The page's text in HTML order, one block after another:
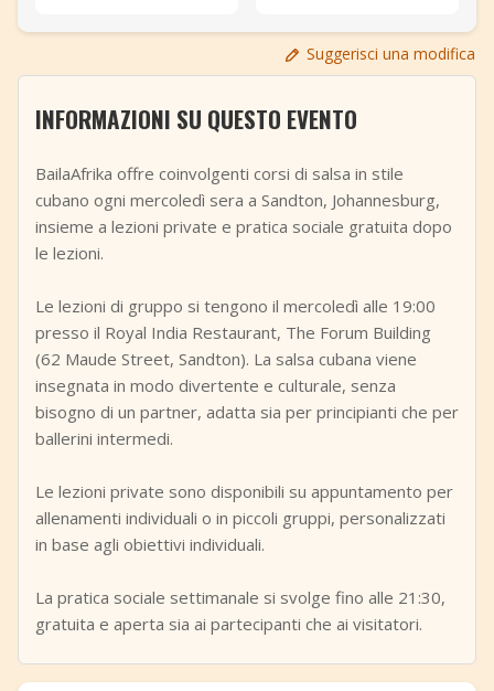
Suggerisci una modifica
INFORMAZIONI SU QUESTO EVENTO
BailaAfrika offre coinvolgenti corsi di salsa in stile
cubano ogni mercoledì sera a Sandton, Johannesburg,
insieme a lezioni private e pratica sociale gratuita dopo
le lezioni.
Le lezioni di gruppo si tengono il mercoledì alle 19:00
presso il Royal India Restaurant, The Forum Building
(62 Maude Street, Sandton). La salsa cubana viene
insegnata in modo divertente e culturale, senza
bisogno di un partner, adatta sia per principianti che per
ballerini intermedi.
Le lezioni private sono disponibili su appuntamento per
allenamenti individuali o in piccoli gruppi, personalizzati
in base agli obiettivi individuali.
La pratica sociale settimanale si svolge fino alle 21:30,
gratuita e aperta sia ai partecipanti che ai visitatori.